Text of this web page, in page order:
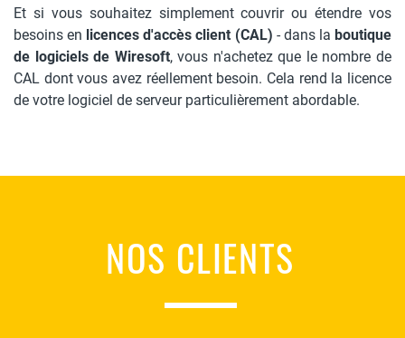
Et si vous souhaitez simplement couvrir ou étendre vos
besoins en licences d'accès client (CAL) - dans laboutique
de logiciels de Wiresoft, vous n'achetez que le nombre de
CAL dont vous avez réellement besoin. Cela rend la licence
de votre logiciel de serveur particulièrement abordable.
NOS CLIENTS